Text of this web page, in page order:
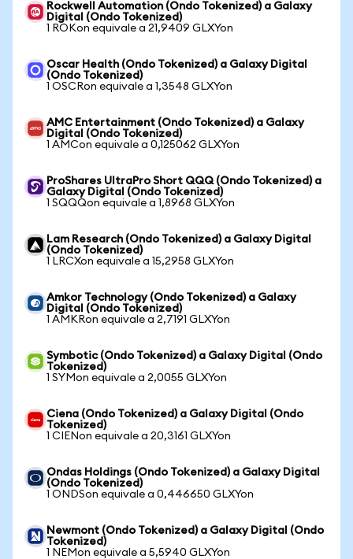
Rockwell Automation (Ondo Tokenized) a Galaxy
Digital (Ondo Tokenized)
1 ROKon equivale a 21,9409 GLXYon
Oscar Health (Ondo Tokenized) a Galaxy Digital
(Ondo Tokenized)
1 OSCRon equivale a 1,3548 GLXYon
AMC Entertainment (Ondo Tokenized) a Galaxy
Digital (Ondo Tokenized)
1 AMCon equivale a 0,125062 GLXYon
ProShares UltraPro Short QQQ (Ondo Tokenized) a
Galaxy Digital (Ondo Tokenized)
1 SQQQon equivale a 1,8968 GLXYon
Lam Research (Ondo Tokenized) a Galaxy Digital
(Ondo Tokenized)
1 LRCXon equivale a 15,2958 GLXYon
Amkor Technology (Ondo Tokenized) a Galaxy
Digital (Ondo Tokenized)
1 AMKRon equivale a 2,7191 GLXYon
Symbotic (Ondo Tokenized) a Galaxy Digital (Ondo
Tokenized)
1 SYMon equivale a 2,0055 GLXYon
Ciena (Ondo Tokenized) a Galaxy Digital (Ondo
Tokenized)
1 CIENon equivale a 20,3161 GLXYon
Ondas Holdings (Ondo Tokenized) a Galaxy Digital
(Ondo Tokenized)
1 ONDSon equivale a 0,446650 GLXYon
Newmont (Ondo Tokenized) a Galaxy Digital (Ondo
Tokenized)
1 NEMon equivale a 5,5940 GLXYon